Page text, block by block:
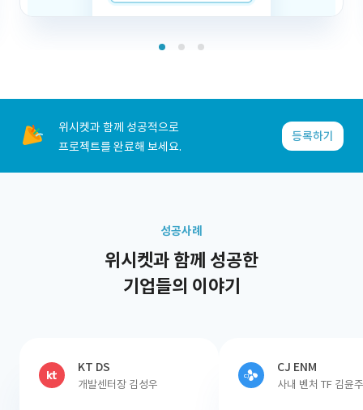
위시켓과 함께 성공적으로
프로젝트를 완료해 보세요.
등록하기
성공사례
위시켓과 함께 성공한
기업들의 이야기
KT DS
개발센터장 김성우
CJ ENM
사내 벤처 TF 김윤주